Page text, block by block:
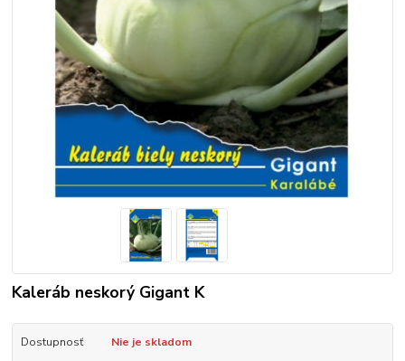
Kaleráb neskorý Gigant K
Dostupnosť Nie je skladom